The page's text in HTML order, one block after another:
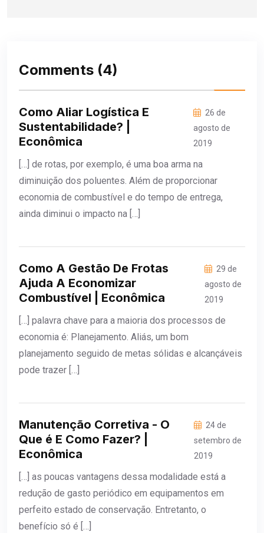
Comments (4)
Como Aliar Logística E
Sustentabilidade? |
Econômica
26 de
agosto de
2019
[…] de rotas, por exemplo, é uma boa arma na
diminuição dos poluentes. Além de proporcionar
economia de combustível e do tempo de entrega,
ainda diminui o impacto na […]
Como A Gestão De Frotas
Ajuda A Economizar
Combustível | Econômica
29 de
agosto de
2019
[…] palavra chave para a maioria dos processos de
economia é: Planejamento. Aliás, um bom
planejamento seguido de metas sólidas e alcançáveis
pode trazer […]
Manutenção Corretiva - O
Que é E Como Fazer? |
Econômica
24 de
setembro de
2019
[…] as poucas vantagens dessa modalidade está a
redução de gasto periódico em equipamentos em
perfeito estado de conservação. Entretanto, o
benefício só é […]